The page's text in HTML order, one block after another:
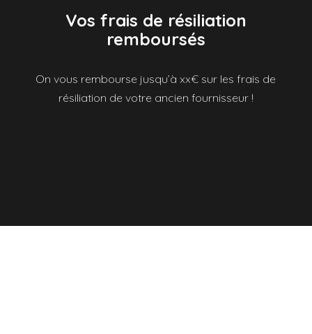
Vos frais de résiliation
remboursés
On vous rembourse jusqu’à xx€ sur les frais de
résiliation de votre ancien fournisseur !